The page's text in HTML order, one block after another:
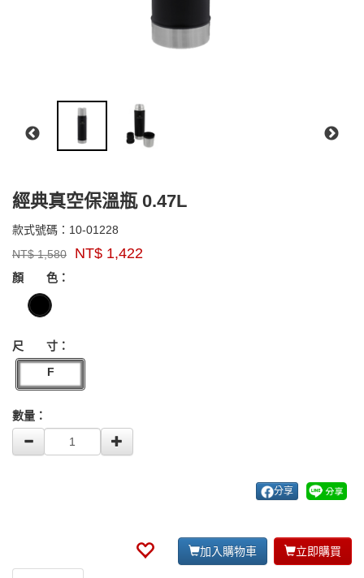
經典真空保溫瓶 0.47L
款式號碼： 10-01228
牌：
STANLEY
NT$1,580 NT$ 1,422
GOODS000000000000000005992
顏 色：
尺 寸：
F
數量：
分享
加入購物車 立即購買